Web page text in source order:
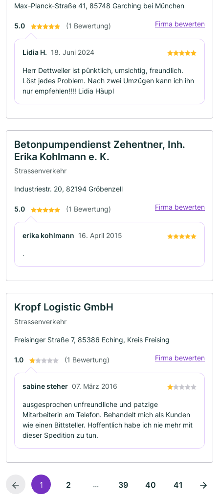
Max-Planck-Straße 41, 85748 Garching bei München
5.0 (1 Bewertung) Firma bewerten
Lidia H. 18. Juni 2024
Herr Dettweiler ist pünktlich, umsichtig, freundlich.
Löst jedes Problem. Nach zwei Umzügen kann ich ihn
nur empfehlen!!!! Lidia Häupl
Betonpumpendienst Zehentner, Inh.
Erika Kohlmann e. K.
Strassenverkehr
Industriestr. 20, 82194 Gröbenzell
5.0 (1 Bewertung) Firma bewerten
erika kohlmann 16. April 2015
.
Kropf Logistic GmbH
Strassenverkehr
Freisinger Straße 7, 85386 Eching, Kreis Freising
1.0 (1 Bewertung) Firma bewerten
sabine steher 07. März 2016
ausgesprochen unfreundliche und patzige
Mitarbeiterin am Telefon. Behandelt mich als Kunden
wie einen Bittsteller. Hoffentlich habe ich nie mehr mit
dieser Spedition zu tun.
1 2 ... 39 40 41